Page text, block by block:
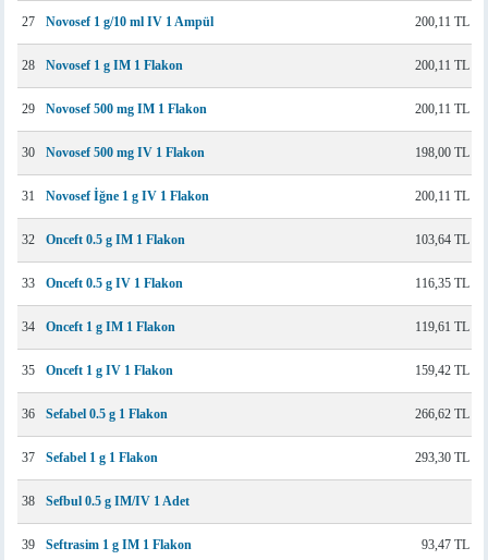
27 Novosef 1 g/10 ml IV 1 Ampül 200,11 TL
28 Novosef 1 g IM 1 Flakon 200,11 TL
29 Novosef 500 mg IM 1 Flakon 200,11 TL
30 Novosef 500 mg IV 1 Flakon 198,00 TL
31 Novosef İğne 1 g IV 1 Flakon 200,11 TL
32 Onceft 0.5 g IM 1 Flakon 103,64 TL
33 Onceft 0.5 g IV 1 Flakon 116,35 TL
34 Onceft 1 g IM 1 Flakon 119,61 TL
35 Onceft 1 g IV 1 Flakon 159,42 TL
36 Sefabel 0.5 g 1 Flakon 266,62 TL
37 Sefabel 1 g 1 Flakon 293,30 TL
38 Sefbul 0.5 g IM/IV 1 Adet
39 Seftrasim 1 g IM 1 Flakon 93,47 TL